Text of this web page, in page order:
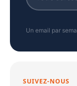
Un email par
SUIVEZ-NOUS